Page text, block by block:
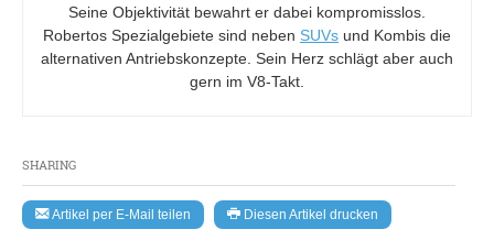
SHARING
Artikel per E-Mail teilen Diesen Artikel drucken
Seine Objektivität bewahrt er dabei kompromisslos.
Robertos Spezialgebiete sind neben SUVs und Kombis die
alternativen Antriebskonzepte. Sein Herz schlägt aber auch
gern im V8-Takt.